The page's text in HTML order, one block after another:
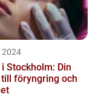
2024
Stockholm: Din
föryngring och